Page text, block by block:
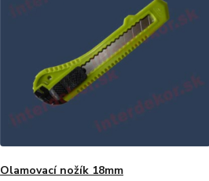
Olamovací nožík 18mm